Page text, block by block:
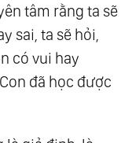
Vệ Đất
tâm rằng ta sẽ
sai, ta sẽ hỏi,
có vui hay
đã học được